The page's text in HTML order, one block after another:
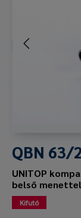
QBN 63/
UNITOP
belső menettel
Kifutó